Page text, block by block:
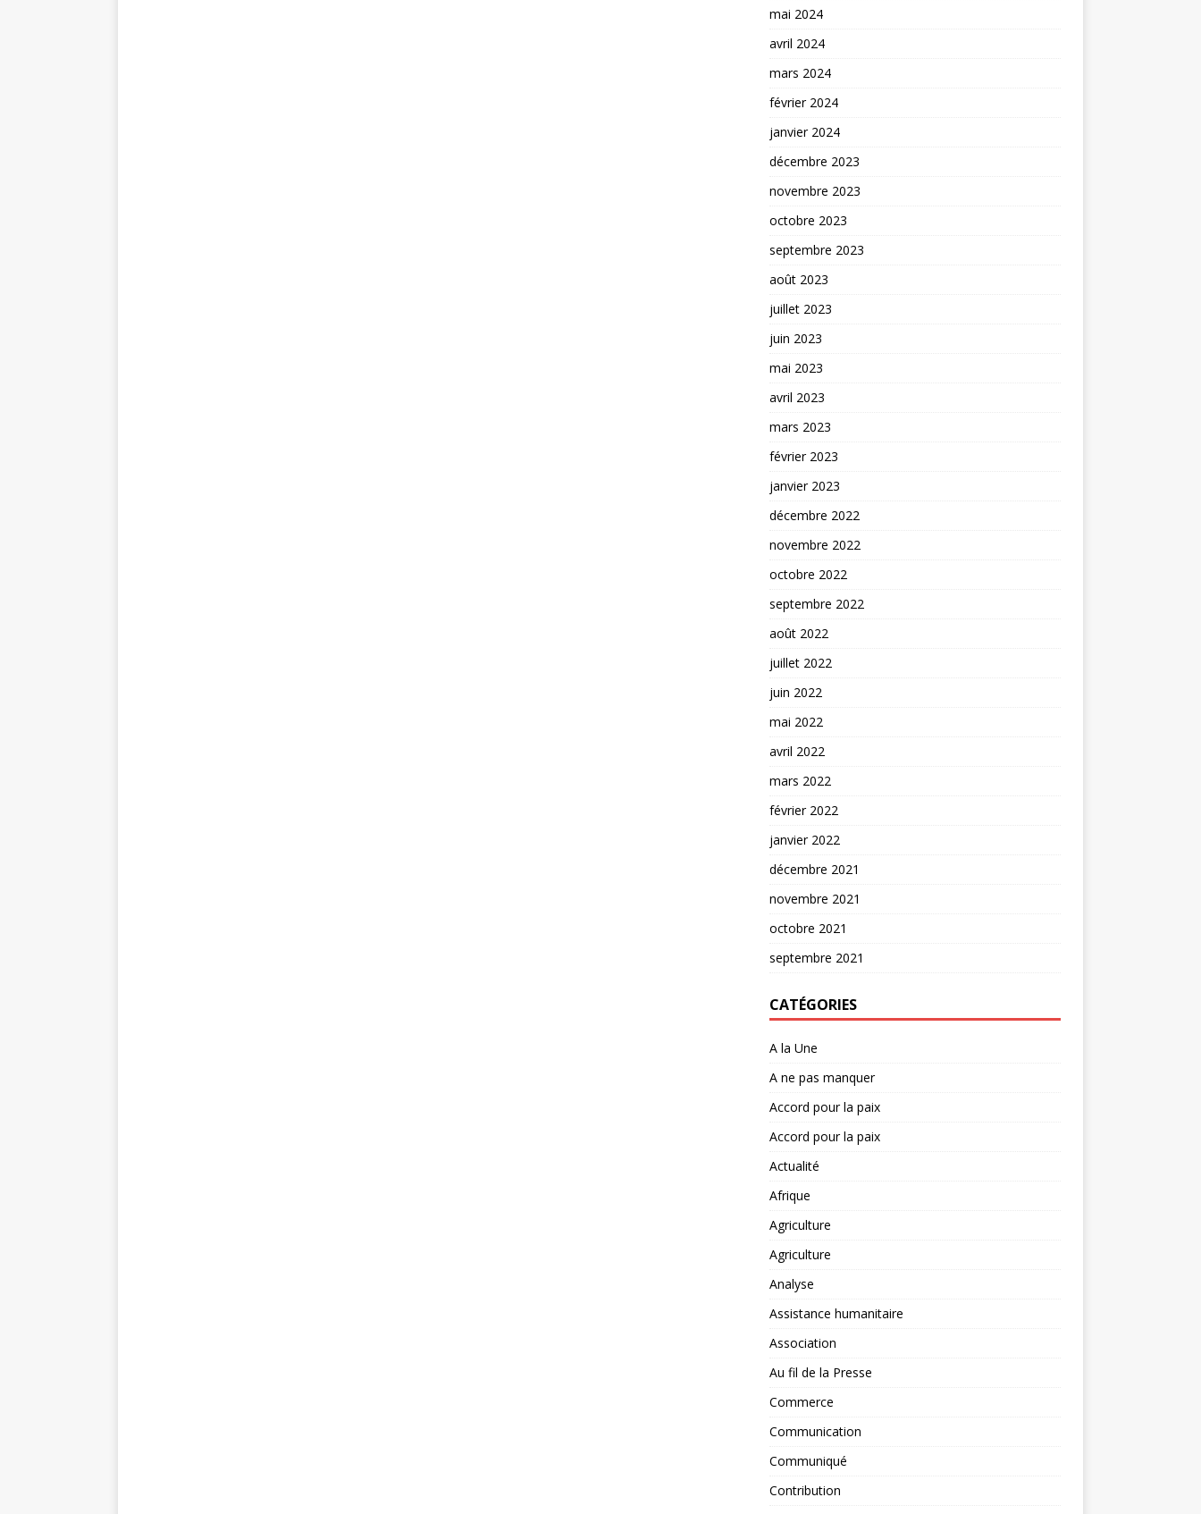
mai 2024
avril 2024
mars 2024
février 2024
janvier 2024
décembre 2023
novembre 2023
octobre 2023
septembre 2023
août 2023
juillet 2023
juin 2023
mai 2023
avril 2023
mars 2023
février 2023
janvier 2023
décembre 2022
novembre 2022
octobre 2022
septembre 2022
août 2022
juillet 2022
juin 2022
mai 2022
avril 2022
mars 2022
février 2022
janvier 2022
décembre 2021
novembre 2021
octobre 2021
septembre 2021
CATÉGORIES
A la Une
A ne pas manquer
Accord pour la paix
Accord pour la paix
Actualité
Afrique
Agriculture
Agriculture
Analyse
Assistance humanitaire
Association
Au fil de la Presse
Commerce
Communication
Communiqué
Contribution